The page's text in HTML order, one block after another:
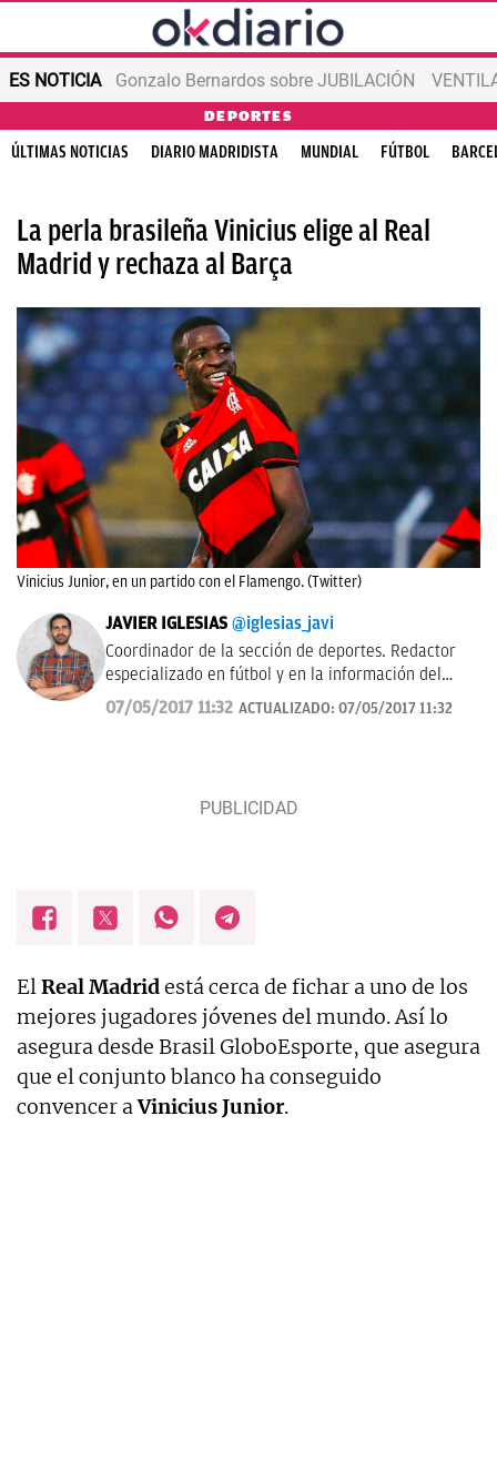
ES NOTICIA Gonzalo Bernardos sobre JUBILACIÓN
DEPORTES
ÚLTIMAS NOTICIAS DIARIO MADRIDISTA MUNDIAL FÚTBOL
La perla brasileña Vinicius elige al Real
Madrid y rechaza al Barça
Vinicius Junior, en un partido con el Flamengo. (Twitter)
JAVIER IGLESIAS @iglesias_javi
Coordinador de la sección de deportes. Redactor
especializado en fútbol y en la información del
Real Madrid.
07/05/2017 11:32 ACTUALIZADO: 07/05/2017 11:32
ElReal Madridestá cerca de fichar a uno de los
mejores jugadores jóvenes del mundo. Así lo
asegura desde Brasil GloboEsporte, que asegura
que el conjunto blanco ha conseguido
convencer aVinicius Junior.